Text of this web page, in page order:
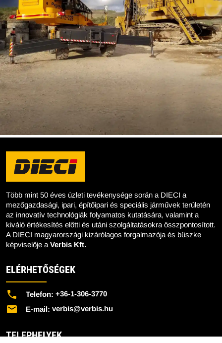
Több mint 50 éves üzleti tevékenysége során a DIECI a
mezőgazdasági, ipari, építőipari és speciális járművek területén
az innovatív technológiák folyamatos kutatására, valamint a
kiváló értékesítés előtti és utáni szolgáltatásokra összpontosított.
A DIECI magyarországi kizárólagos forgalmazója és büszke
képviselője a Verbis Kft.
ELÉRHETŐSÉGEK
Telefon: +36-1-306-3770
E-mail: verbis@verbis.hu
TELEPHELYEK